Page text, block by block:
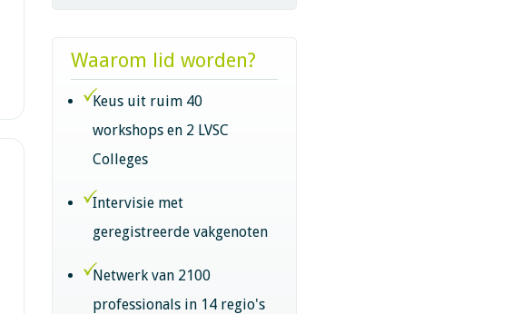
Waarom lid worden?
Keus uit ruim 40
workshops en 2 LVSC
Colleges
Intervisie met
geregistreerde vakgenoten
Netwerk van 2100
professionals in 14 regio's